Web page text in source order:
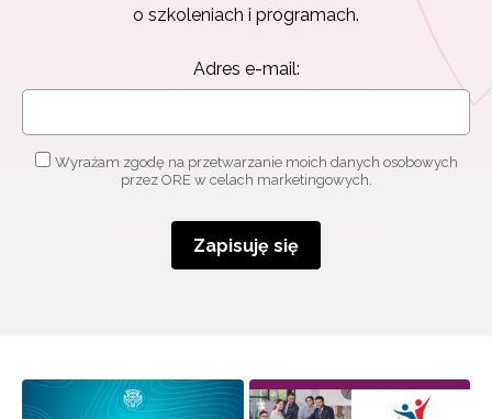
o szkoleniach i programach.
Adres e-mail:
Wyrażam zgodę na przetwarzanie moich danych osobowych
przez ORE w celach marketingowych.
Zapisuję się